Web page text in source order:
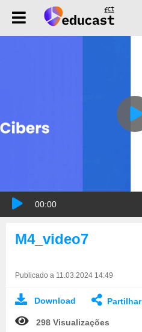
00:00
M4_video7
Publicado a 11.03.2024 14:49
Download Partilhar
298 Visualizações